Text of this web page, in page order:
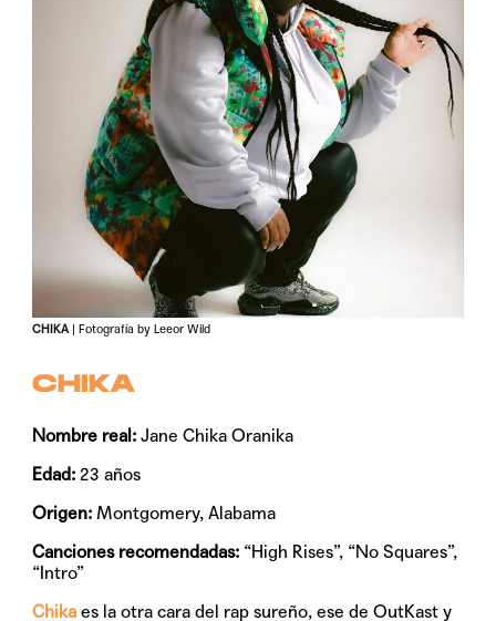
CHIKA| Fotografía by Leeor Wild
CHIKA
Nombre real:Jane Chika Oranika
Edad: 23 años
Origen:Montgomery, Alabama
Canciones recomendadas: “High Rises”, “No Squares”,
“Intro”
Chika es la otra cara del rap sureño, ese de OutKast y